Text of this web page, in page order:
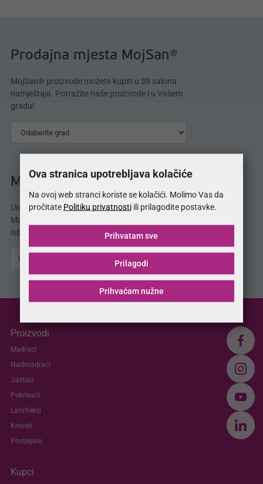
Prodajna mjesta MojSan®
MojSan® proizvode možete kupiti u 38 salona
namještaja. Potražite naše proizvode i u Vašem
gradu!
MojSan® katalog
Unesite svoju e-mail adresu i odmah dobijate
MojSan® katalog proizvoda direktno u svoj inbox.
Istražite ponudu madraca, kreveta, jastuka i više.
Proizvodi
Madraci
Nadmadraci
Jastuci
Pokrivači
Latofleksi
Kreveti
Posteljine
Kupci
Ova stranica upotrebljava kolačiće
Na ovoj web stranci koriste se kolačići. Molimo Vas da
pročitate Politiku privatnostiili prilagodite postavke.
Prihvaćam nužne
Prilagodi
Prihvatam sve